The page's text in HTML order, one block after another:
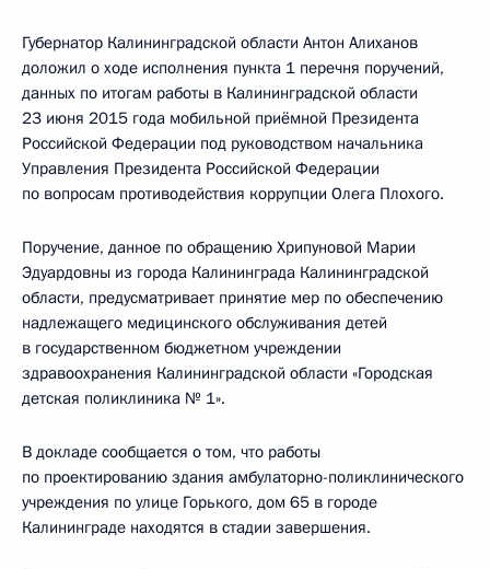
Губернатор Калининградской области Антон Алиханов
доложил о ходе исполнения пункта 1 перечня поручений,
данных по итогам работы в Калининградской области
23 июня 2015 года мобильной приёмной Президента
Российской Федерации под руководством начальника
Управления Президента Российской Федерации
по вопросам противодействия коррупции Олега Плохого.
Поручение, данное по обращению Хрипуновой Марии
Эдуардовны из города Калининграда Калининградской
области, предусматривает принятие мер по обеспечению
надлежащего медицинского обслуживания детей
в государственном бюджетном учреждении
здравоохранения Калининградской области «Городская
детская поликлиника № 1».
В докладе сообщается о том, что работы
по проектированию здания амбулаторно-поликлинического
учреждения по улице Горького, дом 65 в городе
Калининграде находятся в стадии завершения.